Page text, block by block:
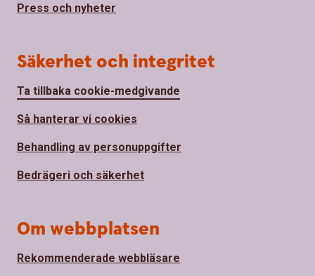
Press och nyheter
Säkerhet och integritet
Ta tillbaka cookie-medgivande
Så hanterar vi cookies
Behandling av personuppgifter
Bedrägeri och säkerhet
Om webbplatsen
Rekommenderade webbläsare